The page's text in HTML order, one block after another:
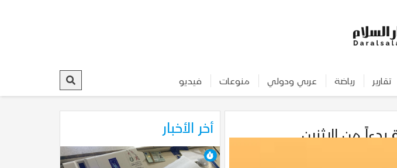
تقارير رياضة عربي ودولي منوعات فيديو
بدءاً من الاثنين أخر الأخبار
7-10-2025, 18:46